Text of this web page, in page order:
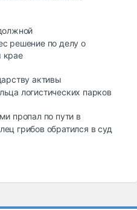
решение по делу о
крае
активы
логистических парков
пропал по пути в
грибов обратился в суд